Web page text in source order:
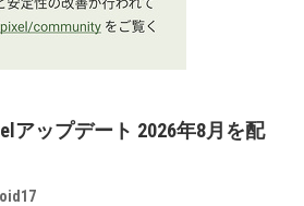
アップデート 2026年8月を配